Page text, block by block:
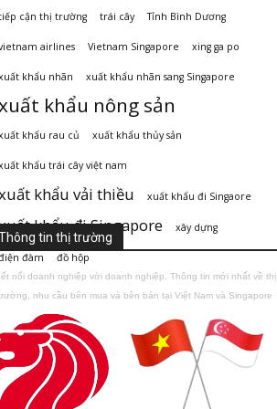
cận thị trường trái cây Tỉnh Bình Dương
airlines Vietnam Singapore xing ga po
khẩu nhãn xuất khẩu nhãn sang Singapore
khẩu nông sản
khẩu rau củ xuất khẩu thủy sản
khẩu trái cây việt nam
khẩu vải thiều xuất khẩu đi Singaore
khẩu đi Singapore xây dựng
đàm đồ hộp
tin thị trường
nối doanh nghiệp với doanh nghiệp. Thông tin mới nhất về thị
nhu cầu bên mua và bên bán tại Việt Nam và Singapore